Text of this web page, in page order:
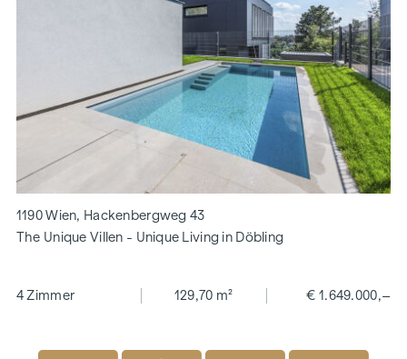
1190 Wien, Hackenbergweg 43
The Unique Villen - Unique Living in Döbling
4 Zimmer 129,70 m² € 1.649.000,–